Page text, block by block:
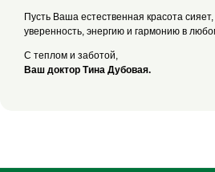
Пусть Ваша естественная красота
уверенность, энергию и гармонию в
С теплом и заботой,
Ваш доктор Тина Дубовая.